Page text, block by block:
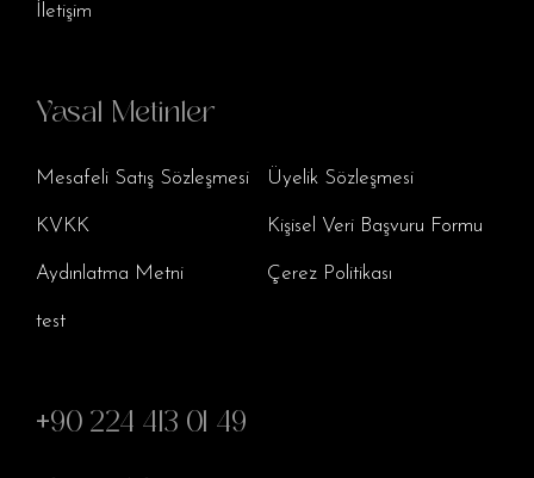
İletişim
Yasal Metinler
Mesafeli Satış Sözleşmesi Üyelik Sözleşmesi
KVKK Kişisel Veri Başvuru Formu
Aydınlatma Metni Çerez Politikası
test
+90 224 413 01 49